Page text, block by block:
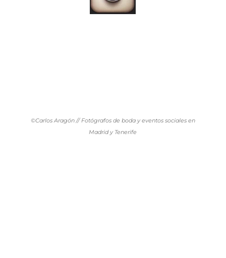
©Carlos Aragón // Fotógrafos de boda y eventos sociales en
Madrid y Tenerife